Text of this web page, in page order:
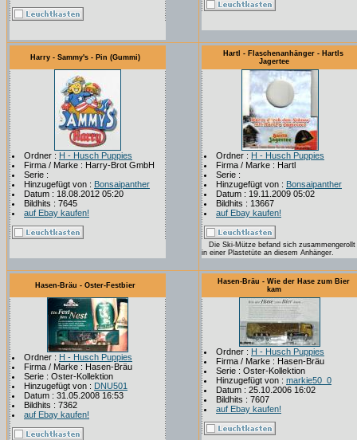
Harry - Sammy's - Pin (Gummi)
Ordner : H - Husch Puppies
Firma / Marke : Harry-Brot GmbH
Serie :
Hinzugefügt von : Bonsaipanther
Datum : 18.08.2012 05:20
Bildhits : 7645
auf Ebay kaufen!
Hartl - Flaschenanhänger - Hartls
Jagertee
Ordner : H - Husch Puppies
Firma / Marke : Hartl
Serie :
Hinzugefügt von : Bonsaipanther
Datum : 19.11.2009 05:02
Bildhits : 13667
auf Ebay kaufen!
Die Ski-Mütze befand sich zusammengerollt
in einer Plastetüte an diesem Anhänger.
Hasen-Bräu - Oster-Festbier
Ordner : H - Husch Puppies
Firma / Marke : Hasen-Bräu
Serie : Oster-Kollektion
Hinzugefügt von : DNU501
Datum : 31.05.2008 16:53
Bildhits : 7362
auf Ebay kaufen!
Hasen-Bräu - Wie der Hase zum Bier
kam
Ordner : H - Husch Puppies
Firma / Marke : Hasen-Bräu
Serie : Oster-Kollektion
Hinzugefügt von : markie50_0
Datum : 25.10.2006 16:02
Bildhits : 7607
auf Ebay kaufen!